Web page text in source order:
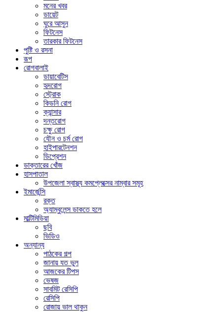
মনের খবর
ডায়েট
ঘুরে আসুন
ফিটনেস
তারকার ফিটনেস
পুষ্টি ও রসনা
রূপ
রোগবালাই
ডায়াবেটিস
হৃদরোগ
স্ট্রোক
কিডনি রোগ
ক্যান্সার
দন্তরোগ
চক্ষু রোগ
যৌন ও চর্ম রোগ
হাইপারটেনশন
ডিপ্রেশন
ডাক্তারের খোঁজ
হাসপাতাল
উপজেলা স্বাস্থ্য কমপ্লেক্সের নাম্বার সমূহ
ইমার্জেন্সি
রক্ত
অ্যাম্বুলেন্স ডাকতে হলে
মাল্টিমিডিয়া
ছবি
ভিডিও
অন্যান্য
পাঠকের গল্প
জানায় যত ভুল
আজকের টিপস
ভেষজ
সাবমিট রেসিপি
রেসিপি
রোজায় ভাল থাকুন